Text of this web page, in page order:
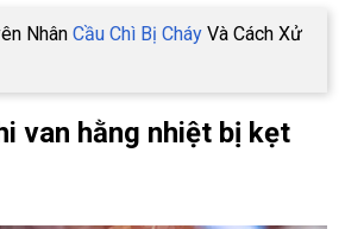
Nhân Cầu Chì Bị Cháy Và Cách Xử
van hằng nhiệt bị kẹt